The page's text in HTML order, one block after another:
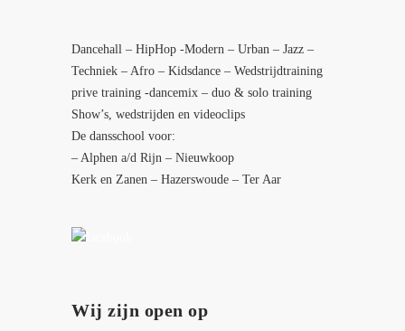
Dancehall – HipHop -Modern – Urban – Jazz –
Techniek – Afro – Kidsdance – Wedstrijdtraining
prive training -dancemix – duo & solo training
Show’s, wedstrijden en videoclips
De dansschool voor:
– Alphen a/d Rijn – Nieuwkoop
Kerk en Zanen – Hazerswoude – Ter Aar
Wij zijn open op